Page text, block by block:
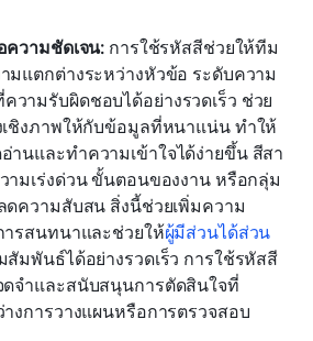
ความชัดเจน: การใช้รหัสสีช่วยให้ทีม
มแตกต่างระหว่างหัวข้อ ระดับความ
ามรับผิดชอบได้อย่างรวดเร็ว ช่วย
เชิงภาพให้กับข้อมูลที่หนาแน่น ทำให้
านและทำความเข้าใจได้ง่ายขึ้น สีสา
ามเร่งด่วน ขั้นตอนของงาน หรือกลุ่ม
ดความสับสน สิ่งนี้ช่วยเพิ่มความ
ารสนทนาและช่วยให้ผู้มีส่วนได้ส่วน
มพันธ์ได้อย่างรวดเร็ว การใช้รหัสสี
ดจำและสนับสนุนการตัดสินใจที่
างการวางแผนหรือการตรวจสอบ